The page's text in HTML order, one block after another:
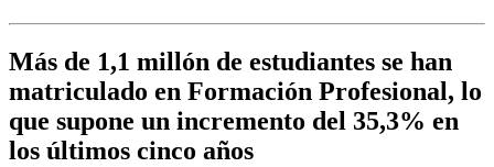
Más de 1,1 millón de estudiantes se han
matriculado en Formación Profesional, lo
que supone un incremento del 35,3% en
los últimos cinco años